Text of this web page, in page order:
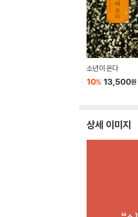
소년이 온다
10% 13,500원
상세 이미지